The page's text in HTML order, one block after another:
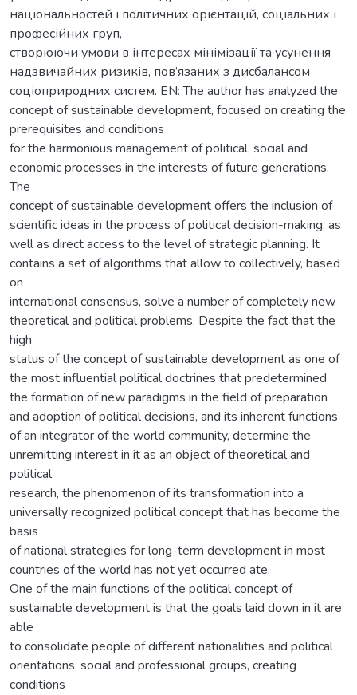
національностей і політичних орієнтацій, соціальних і
професійних груп,
створюючи умови в інтересах мінімізації та усунення
надзвичайних ризиків, пов’язаних з дисбалансом
соціоприродних систем. EN: The author has analyzed the
concept of sustainable development, focused on creating the
prerequisites and conditions
for the harmonious management of political, social and
economic processes in the interests of future generations.
The
concept of sustainable development offers the inclusion of
scientific ideas in the process of political decision-making, as
well as direct access to the level of strategic planning. It
contains a set of algorithms that allow to collectively, based
on
international consensus, solve a number of completely new
theoretical and political problems. Despite the fact that the
high
status of the concept of sustainable development as one of
the most influential political doctrines that predetermined
the formation of new paradigms in the field of preparation
and adoption of political decisions, and its inherent functions
of an integrator of the world community, determine the
unremitting interest in it as an object of theoretical and
political
research, the phenomenon of its transformation into a
universally recognized political concept that has become the
basis
of national strategies for long-term development in most
countries of the world has not yet occurred ate.
One of the main functions of the political concept of
sustainable development is that the goals laid down in it are
able
to consolidate people of different nationalities and political
orientations, social and professional groups, creating
conditions